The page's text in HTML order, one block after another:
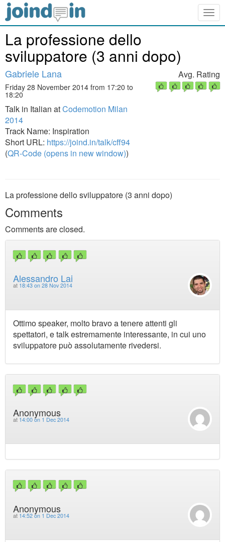
La professione dello
sviluppatore (3 anni dopo)
Gabriele Lana
Friday 28 November 2014 from 17:20 to
18:20
Talk in Italian atCodemotion Milan
2014
Track Name: Inspiration
Short URL: https://joind.in/talk/cff94
(QR-Code (opens in new window))
Avg. Rating
La professione dello sviluppatore (3 anni dopo)
Comments
Comments are closed.
Alessandro Lai
at 18:43 on 28 Nov 2014
Ottimo speaker, molto bravo a tenere attenti gli
spettatori, e talk estremamente interessante, in cui uno
sviluppatore può assolutamente rivedersi.
Anonymous
at 14:00 on 1 Dec 2014
Anonymous
at 14:52 on 1 Dec 2014